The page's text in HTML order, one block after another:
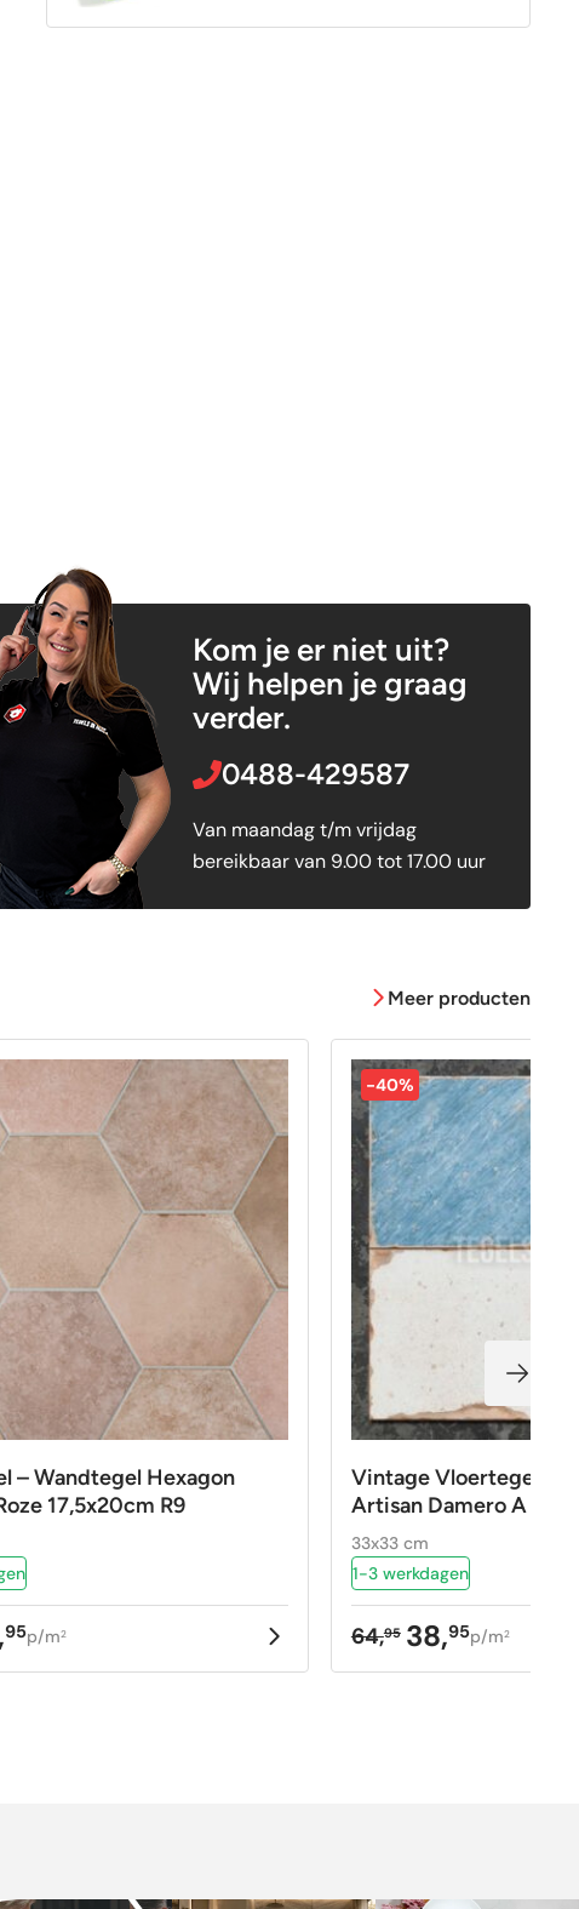
Kom je er niet uit?
Wij helpen je graag
verder.
0488-429587
Van maandag t/m vrijdag
bereikbaar van 9.00 tot 17.00 uur
Meer producten
– Wandtegel Hexagon
17,5x20cm R9
95p/m2
-40%
Vintage Vloertegel –
Artisan Damero A
33x33 cm
1-3 werkdagen
64,95
Oorspronkelijke
prijs
38,95
Huidige
prijs
p/m2